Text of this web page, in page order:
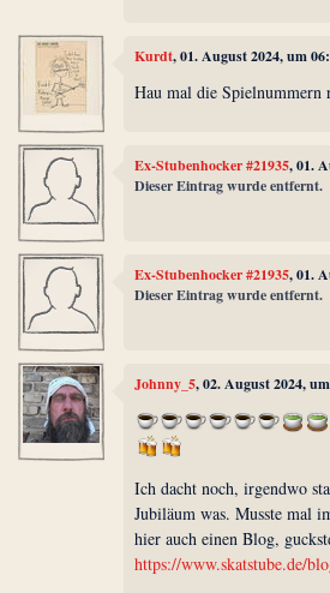
Kurdt, 01. August 2024, um
Hau mal die Spielnummern
Ex-Stubenhocker #21935, 01.
Dieser Eintrag wurde entfernt.
Ex-Stubenhocker #21935, 01.
Dieser Eintrag wurde entfernt.
Johnny_5, 02. August 2024,
Ich dacht noch, irgendwo
Jubiläum was. Musste mal
hier auch einen Blog,
https://www.skatstube.de/